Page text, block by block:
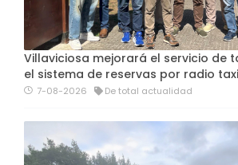
Villaviciosa mejorará el servicio de
el sistema de reservas por radio taxi
7-08-2026 De total actualidad